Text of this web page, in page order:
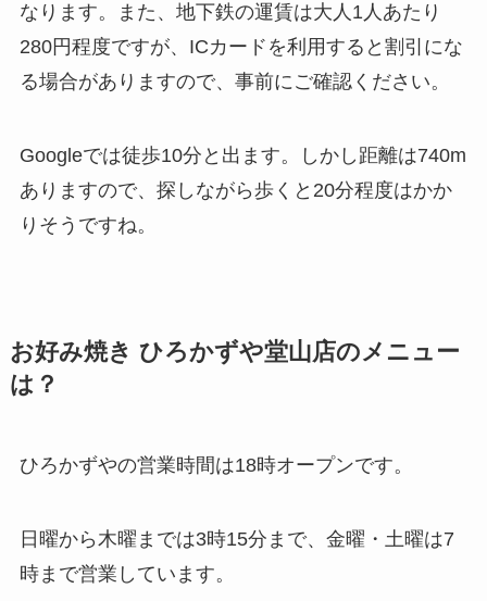
なります。また、地下鉄の運賃は大人1人あたり
280円程度ですが、ICカードを利用すると割引にな
る場合がありますので、事前にご確認ください。
Googleでは徒歩10分と出ます。しかし距離は740m
ありますので、探しながら歩くと20分程度はかか
りそうですね。
お好み焼き ひろかずや堂山店のメニュー
は？
ひろかずやの営業時間は18時オープンです。
日曜から木曜までは3時15分まで、金曜・土曜は7
時まで営業 しています。